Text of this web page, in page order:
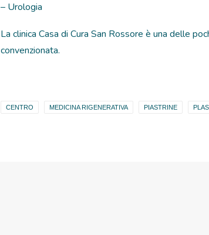
– Urologia
La clinica Casa di Cura San Rossore è una delle
convenzionata.
CENTRO MEDICINA RIGENERATIVA PIASTRINE